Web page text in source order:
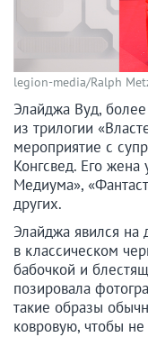
legion-media/Ralph
Элайджа Вуд,
из трилогии
мероприятие с
Конгсвед. Его жена
Медиума»,
других.
Элайджа явился на
в классическом
бабочкой и
позировала
такие образы
ковровую, чтобы не